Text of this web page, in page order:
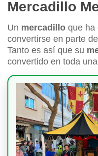
Mercadillo
Un mercadillo que ha
convertirse en parte
Tanto es así que su
convertido en toda